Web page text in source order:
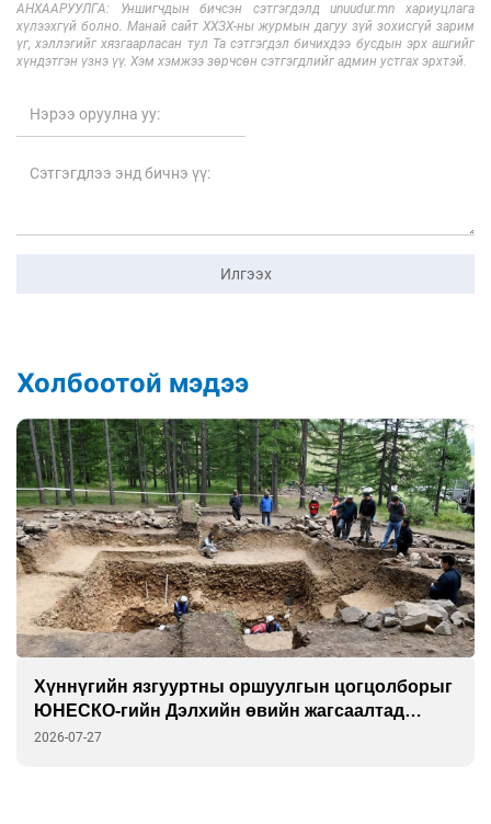
АНХААРУУЛГА: Уншигчдын бичсэн сэтгэгдэлд unuudur.mn хариуцлага
хүлээхгүй болно. Манай сайт ХХЗХ-ны журмын дагуу зүй зохисгүй зарим
үг, хэллэгийг хязгаарласан тул Та сэтгэгдэл бичихдээ бусдын эрх ашгийг
хүндэтгэн үзнэ үү. Хэм хэмжээ зөрчсөн сэтгэгдлийг админ устгах эрхтэй.
Илгээх
Холбоотой мэдээ
Хүннүгийн язгууртны оршуулгын цогцолборыг
ЮНЕСКО-гийн Дэлхийн өвийн жагсаалтад
бүртгэлээ
2026-07-27